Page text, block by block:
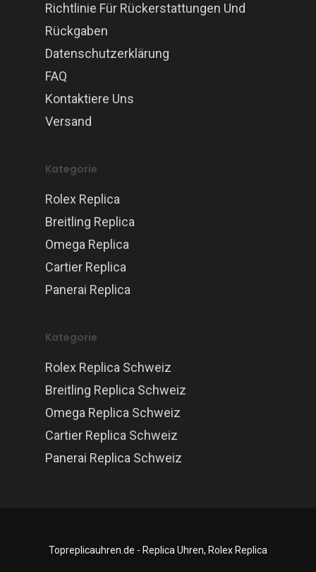
Richtlinie Für Rückerstattungen Und
Rückgaben
Datenschutzerklärung
FAQ
Kontaktiere Uns
Versand
Kategorie
Rolex Replica
Breitling Replica
Omega Replica
Cartier Replica
Panerai Replica
Kategorie
Rolex Replica Schweiz
Breitling Replica Schweiz
Omega Replica Schweiz
Cartier Replica Schweiz
Panerai Replica Schweiz
Topreplicauhren.de - Replica Uhren, Rolex Replica